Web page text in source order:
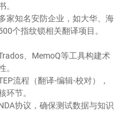
。
家知名安防企业，如大华、海
个指纹锁相关翻译项目。
、MemoQ等工具构建术
。
流程（翻译-编辑-校对），
环节。
协议，确保测试数据与知识